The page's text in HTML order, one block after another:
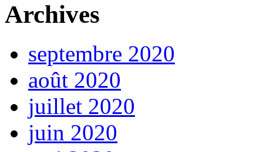
Archives
septembre 2020
août 2020
juillet 2020
juin 2020